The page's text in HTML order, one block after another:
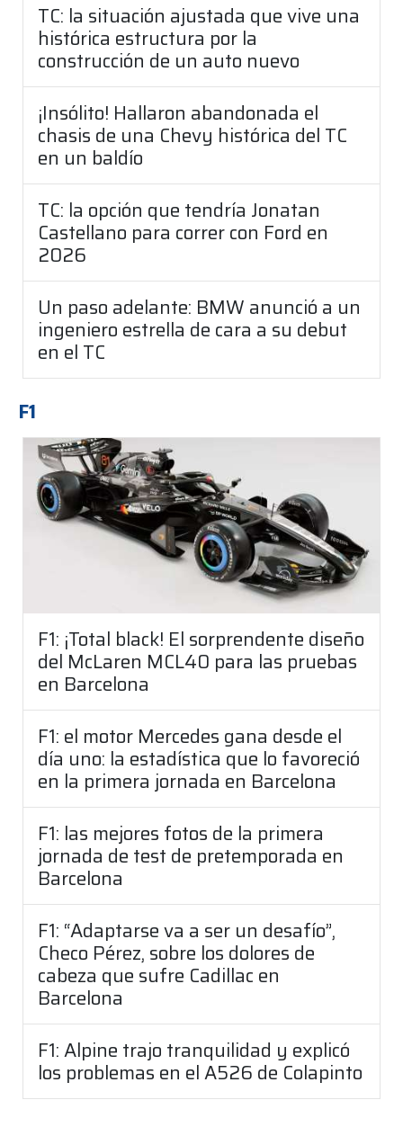
TC: la situación ajustada que vive una
histórica estructura por la
construcción de un auto nuevo
¡Insólito! Hallaron abandonada el
chasis de una Chevy histórica del TC
en un baldío
TC: la opción que tendría Jonatan
Castellano para correr con Ford en
2026
Un paso adelante: BMW anunció a un
ingeniero estrella de cara a su debut
en el TC
F1
F1: ¡Total black! El sorprendente diseño
del McLaren MCL40 para las pruebas
en Barcelona
F1: el motor Mercedes gana desde el
día uno: la estadística que lo favoreció
en la primera jornada en Barcelona
F1: las mejores fotos de la primera
jornada de test de pretemporada en
Barcelona
F1: “Adaptarse va a ser un desafío”,
Checo Pérez, sobre los dolores de
cabeza que sufre Cadillac en
Barcelona
F1: Alpine trajo tranquilidad y explicó
los problemas en el A526 de Colapinto